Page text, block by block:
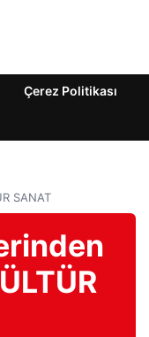
Çerez Politikası
SANAT